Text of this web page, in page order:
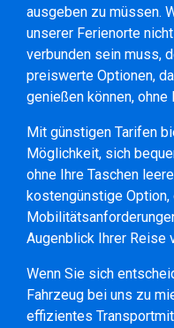
ausgeben zu müssen.
unserer Ferienorte
verbunden sein muss,
preiswerte Optionen,
genießen können,
Mit günstigen Tarifen
Möglichkeit, sich
ohne Ihre Taschen
kostengünstige Option,
Augenblick Ihrer Reise
Wenn Sie sich
Fahrzeug bei uns zu
effizientes